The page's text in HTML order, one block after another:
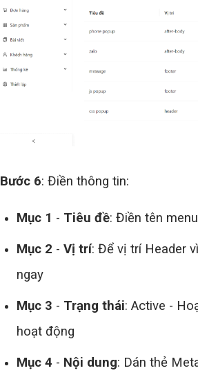
Bước 6: Điền thông tin:
Mục 1 - Tiêu đề: Điền tên menu
Mục 2 - Vị trí: Để vị trí Header
ngay
Mục 3 - Trạng thái: Active -
hoạt động
Mục 4 - Nội dung: Dán thẻ